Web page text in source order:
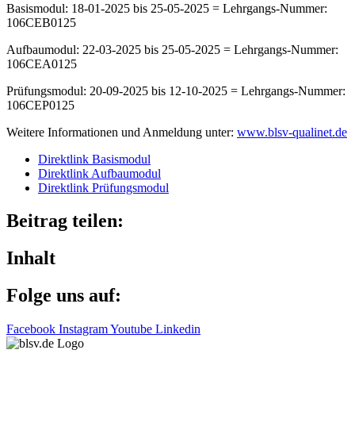
Basis­mo­dul: 18-01-2025 bis 25-05-2025 = Lehr­gangs-Nummer:
106CEB0125
Aufbau­mo­dul: 22-03-2025 bis 25-05-2025 = Lehr­gangs-Nummer:
106CEA0125
Prüfungs­mo­dul: 20-09-2025 bis 12-10-2025 = Lehr­gangs-Nummer:
106CEP0125
Weitere Infor­ma­tio­nen und Anmel­dung unter: www​.blsv​-quali​net​.de
Direkt­link Basismodul
Direkt­link Aufbaumodul
Direkt­link Prüfungsmodul
Beitrag teilen:
Inhalt
Folge uns auf:
Facebook InstagramYoutube Linkedin